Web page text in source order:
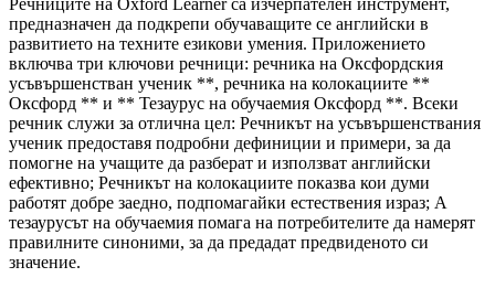
предназначен да подкрепи обучаващите се английски в
развитието на техните езикови умения. Приложението
включва три ключови речници: речника на Оксфордския
усъвършенстван ученик **, речника на колокациите **
Оксфорд ** и ** Тезаурус на обучаемия Оксфорд **. Всеки
речник служи за отлична цел: Речникът на усъвършенствания
ученик предоставя подробни дефиниции и примери, за да
помогне на учащите да разберат и използват английски
ефективно; Речникът на колокациите показва кои думи
работят добре заедно, подпомагайки естествения израз; А
тезаурусът на обучаемия помага на потребителите да намерят
правилните синоними, за да предадат предвиденото си
значение.